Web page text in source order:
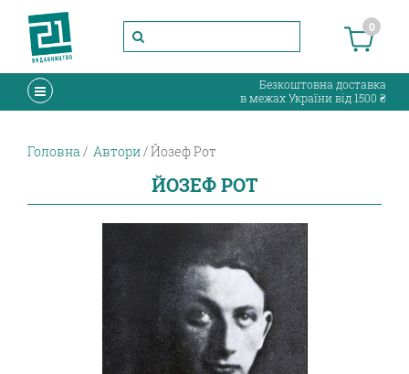
0
Безкоштовна доставка
в межах України від 1500 ₴
Головна Автори Йозеф Рот
ЙОЗЕФ РОТ